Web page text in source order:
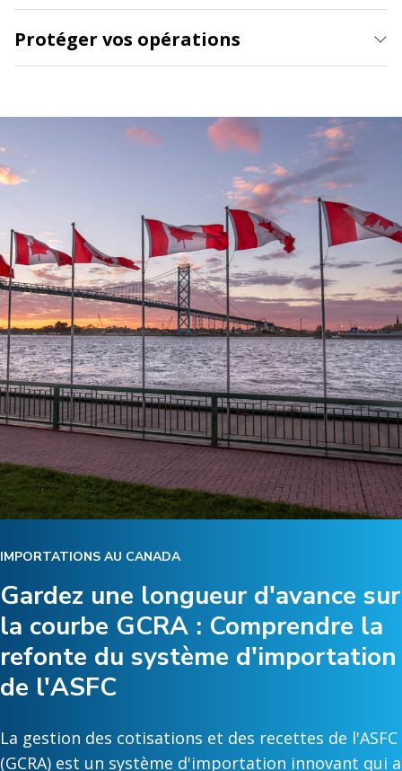
Protéger vos opérations
IMPORTATIONS AU CANADA
Gardez une longueur d'avance sur
la courbe GCRA : Comprendre la
refonte du système d'importation
de l'ASFC
La gestion des cotisations et des recettes de l'ASFC
(GCRA) est un système d'importation innovant qui a